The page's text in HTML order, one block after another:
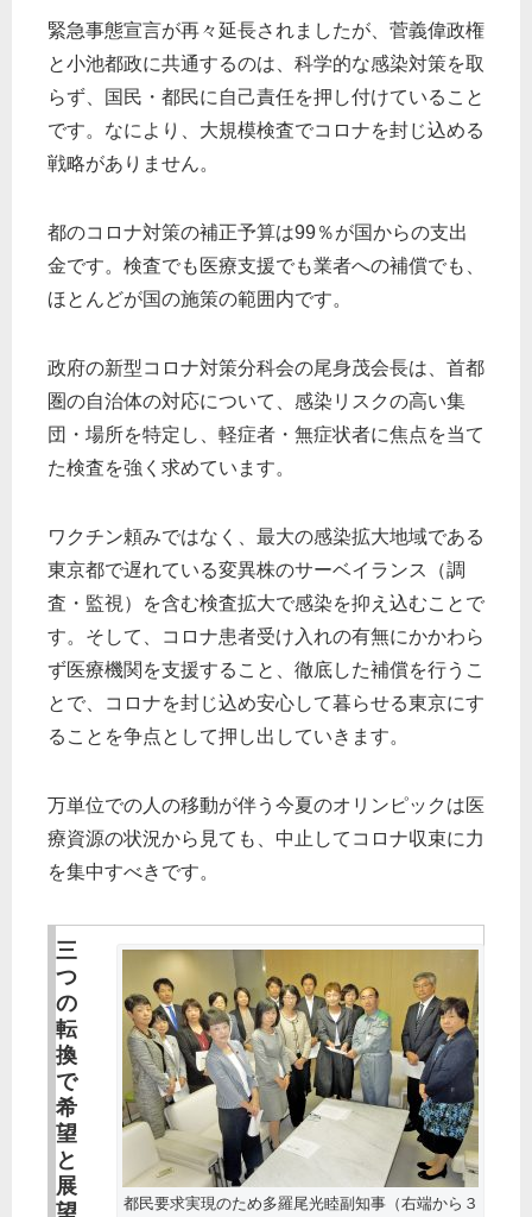
緊急事態宣言が再々延長されましたが、菅義偉政権
と小池都政に共通するのは、科学的な感染対策を取
らず、国民・都民に自己責任を押し付けていること
です。なにより、大規模検査でコロナを封じ込める
戦略がありません。
都のコロナ対策の補正予算は99％が国からの支出
金です。検査でも医療支援でも業者への補償でも、
ほとんどが国の施策の範囲内です。
政府の新型コロナ対策分科会の尾身茂会長は、首都
圏の自治体の対応について、感染リスクの高い集
団・場所を特定し、軽症者・無症状者に焦点を当て
た検査を強く求めています。
ワクチン頼みではなく、最大の感染拡大地域である
東京都で遅れている変異株のサーベイランス（調
査・監視）を含む検査拡大で感染を抑え込むことで
す。そして、コロナ患者受け入れの有無にかかわら
ず医療機関を支援すること、徹底した補償を行うこ
とで、コロナを封じ込め安心して暮らせる東京にす
ることを争点として押し出していきます。
万単位での人の移動が伴う今夏のオリンピックは医
療資源の状況から見ても、中止してコロナ収束に力
を集中すべきです。
都民要求実現のため多羅尾光睦副知事（右端から３
三
つ
の
転
換
で
希
望
と
展